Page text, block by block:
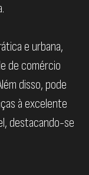
e urbana,
de comércio
disso, pode
à excelente
destacando-se